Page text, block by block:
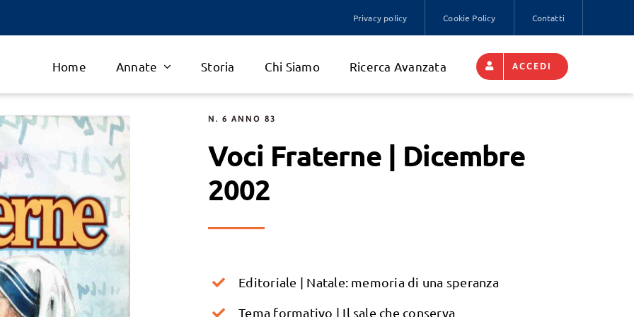
Privacy policy Cookie Policy Contatti
Home Annate Storia Chi Siamo Ricerca Avanzata ACCEDI
N. 6 ANNO 83
Voci Fraterne | Dicembre
2002
Editoriale | Natale: memoria di una speranza
Tema formativo | Il sale che conserva